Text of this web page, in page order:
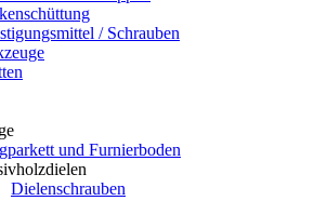
/ Schrauben
und Furnierboden
Dielenschrauben